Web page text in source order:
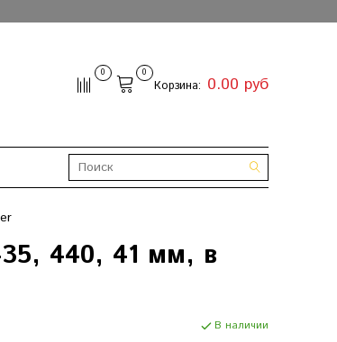
0 0
Корзина: 0.00 руб
440, 41 мм, в
В наличии